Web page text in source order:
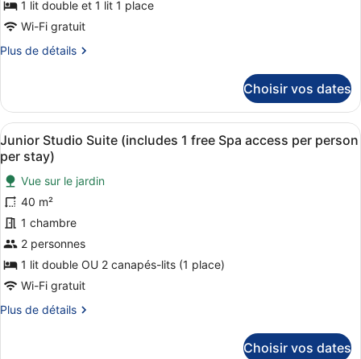
free
Spa
per
chambre :
Superior
Triple
1
free
Spa
access
per
person
per
stay)
1 lit double et 1 lit 1 place
Wi-Fi gratuit
Plus de détails
Plus
le
type
de
chambre
Superior
Triple
Room
(includes
free
Spa
access
per
per
Choisir vos dates
Afficher
toutes
les
photos
pour
ce
type
de
chambre :
Studio
Une chambre d’hôtel avec un
5
Junior Studio Suite (includes 1 free Spa access per person
per stay)
Vue sur le jardin
40 m²
1 chambre
2 personnes
1 lit double OU 2 canapés-lits (1 place)
Wi-Fi gratuit
Plus de détails
Plus
Choisir vos dates